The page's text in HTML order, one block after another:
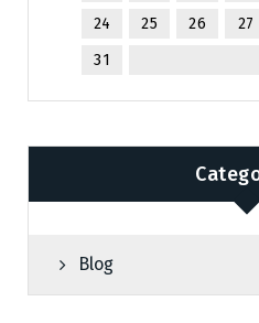
24
25 26 27
31
Blog